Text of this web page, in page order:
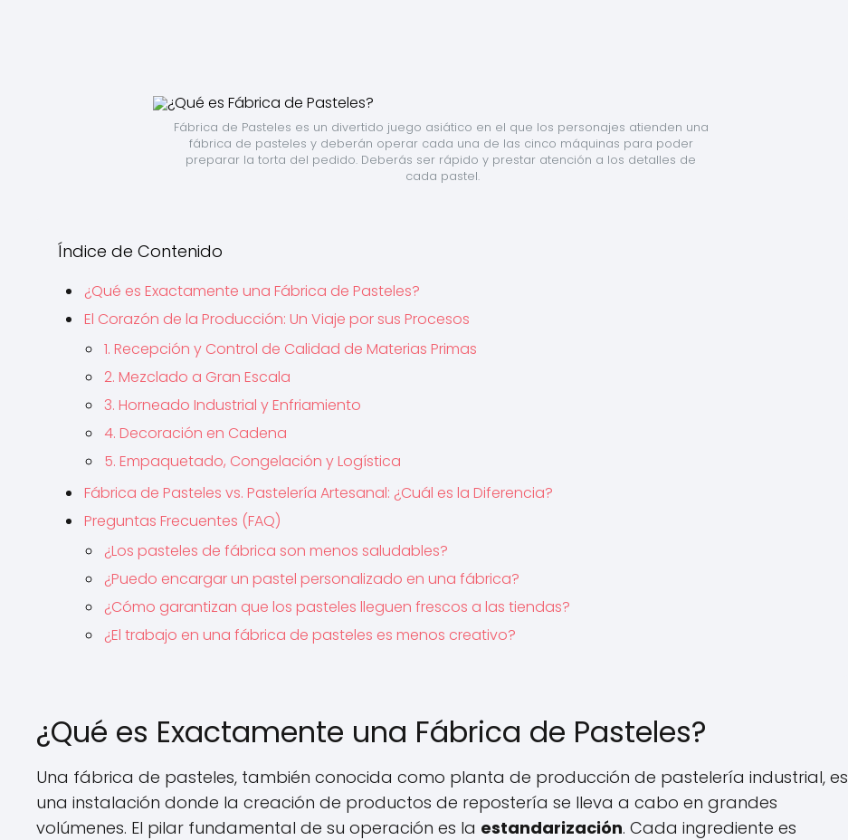
Fábrica de Pasteles es un divertido juego asiático en el que los personajes atienden una
fábrica de pasteles y deberán operar cada una de las cinco máquinas para poder
preparar la torta del pedido. Deberás ser rápido y prestar atención a los detalles de
cada pastel.
Índice de Contenido
¿Qué es Exactamente una Fábrica de Pasteles?
El Corazón de la Producción: Un Viaje por sus Procesos
1. Recepción y Control de Calidad de Materias Primas
2. Mezclado a Gran Escala
3. Horneado Industrial y Enfriamiento
4. Decoración en Cadena
5. Empaquetado, Congelación y Logística
Fábrica de Pasteles vs. Pastelería Artesanal: ¿Cuál es la Diferencia?
Preguntas Frecuentes (FAQ)
¿Los pasteles de fábrica son menos saludables?
¿Puedo encargar un pastel personalizado en una fábrica?
¿Cómo garantizan que los pasteles lleguen frescos a las tiendas?
¿El trabajo en una fábrica de pasteles es menos creativo?
¿Qué es Exactamente una Fábrica de Pasteles?
Una fábrica de pasteles, también conocida como planta de producción de pastelería industrial, es
una instalación donde la creación de productos de repostería se lleva a cabo en grandes
volúmenes. El pilar fundamental de su operación es la estandarización. Cada ingrediente es